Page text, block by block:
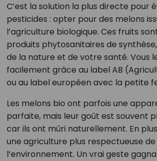
C’est la solution la plus directe pour
pesticides : opter pour des melons
l’agriculture biologique. Ces fruits
produits phytosanitaires de
de la nature et de votre santé. Vous
facilement grâce au label AB
ou au label européen avec la petite
Les melons bio ont parfois une
parfaite, mais leur goût est souvent
car ils ont mûri naturellement. En
une agriculture plus respectueuse de
l’environnement. Un vrai geste